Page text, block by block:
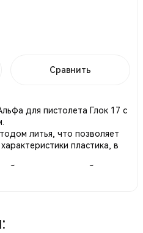
Сравнить
для пистолета Глок 17 с
литья, что позволяет
пластика, в
выдерживать большие